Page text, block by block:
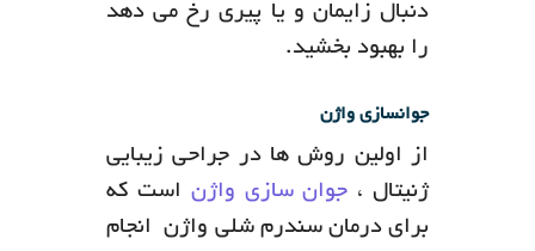
دنبال زایمان و یا پیری رخ می دهد
را بهبود بخشید.
جوانسازی واژن
از اولین روش ها در جراحی زیبایی
ژنیتال ، جوان سازی واژن است که
برای درمان سندرم شلی واژن انجام